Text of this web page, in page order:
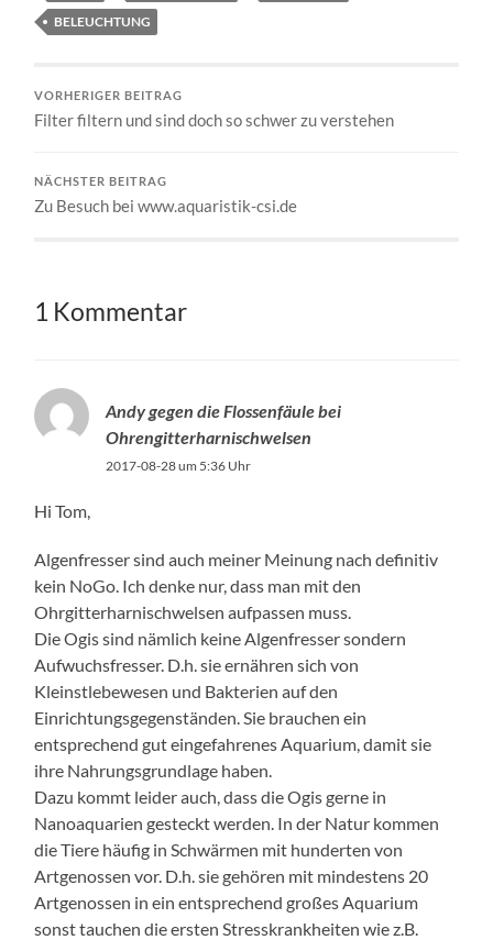
BELEUCHTUNG
VORHERIGER BEITRAG
Filter filtern und sind doch so schwer zu verstehen
NÄCHSTER BEITRAG
Zu Besuch bei www.aquaristik-csi.de
1 Kommentar
Andy gegen die Flossenfäule bei
Ohrengitterharnischwelsen
2017-08-28 um 5:36 Uhr
Hi Tom,
Algenfresser sind auch meiner Meinung nach definitiv
kein NoGo. Ich denke nur, dass man mit den
Ohrgitterharnischwelsen aufpassen muss.
Die Ogis sind nämlich keine Algenfresser sondern
Aufwuchsfresser. D.h. sie ernähren sich von
Kleinstlebewesen und Bakterien auf den
Einrichtungsgegenständen. Sie brauchen ein
entsprechend gut eingefahrenes Aquarium, damit sie
ihre Nahrungsgrundlage haben.
Dazu kommt leider auch, dass die Ogis gerne in
Nanoaquarien gesteckt werden. In der Natur kommen
die Tiere häufig in Schwärmen mit hunderten von
Artgenossen vor. D.h. sie gehören mit mindestens 20
Artgenossen in ein entsprechend großes Aquarium
sonst tauchen die ersten Stresskrankheiten wie z.B.